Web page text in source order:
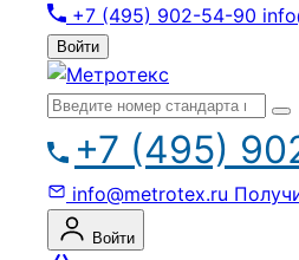
+7 (495) 902-54-90
Войти
+7 (495)
info@metrotex.ru
Войти